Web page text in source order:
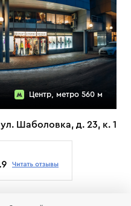
Центр, метро 560 м
ул. Шаболовка, д. 23, к. 1